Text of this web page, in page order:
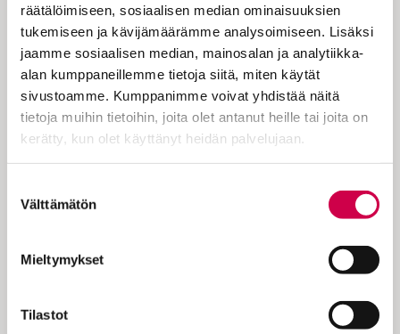
räätälöimiseen, sosiaalisen median ominaisuuksien
tukemiseen ja kävijämäärämme analysoimiseen. Lisäksi
jaamme sosiaalisen median, mainosalan ja analytiikka-
alan kumppaneillemme tietoja siitä, miten käytät
sivustoamme. Kumppanimme voivat yhdistää näitä
tietoja muihin tietoihin, joita olet antanut heille tai joita on
kerätty, kun olet käyttänyt heidän palvelujaan.
valinta
Välttämätön
Mieltymykset
Tilastot
radikaaliutta, kysyy Pietu
Korpelainen.
Tämä pyhä on 3. sunnuntai ennen
paastonaikaa. Päivän latinankielinen nimi
septuagesima on suomeksi
päivää on pääsiäiseen. Tästä päivästä on
vanhastaan alkanut papiston paasto.
sytytetään kaksi. Tämän pyhän aiheena on